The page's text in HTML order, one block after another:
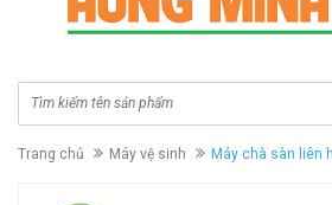
Trang chủ Máy vệ sinh Máy chà sàn liên